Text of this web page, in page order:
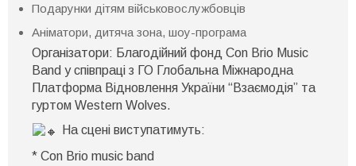
Подарунки дітям військовослужбовців
Аніматори, дитяча зона, шоу-програма
Організатори: Благодійний фонд Con Brio Music
Band у співпраці з ГО Глобальна Міжнародна
Платформа Відновлення України “Взаємодія” та
гуртом Western Wolves.
На сцені виступатимуть:
* Con Brio music band